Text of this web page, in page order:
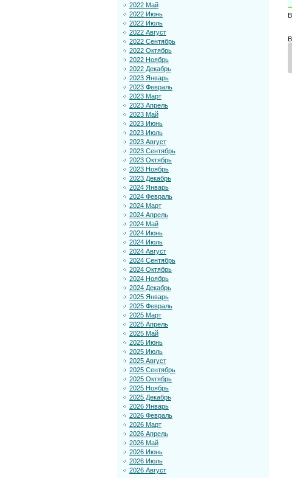
2022 Май
2022 Июнь
2022 Июль
2022 Август
2022 Сентябрь
2022 Октябрь
2022 Ноябрь
2022 Декабрь
2023 Январь
2023 Февраль
2023 Март
2023 Апрель
2023 Май
2023 Июнь
2023 Июль
2023 Август
2023 Сентябрь
2023 Октябрь
2023 Ноябрь
2023 Декабрь
2024 Январь
2024 Февраль
2024 Март
2024 Апрель
2024 Май
2024 Июнь
2024 Июль
2024 Август
2024 Сентябрь
2024 Октябрь
2024 Ноябрь
2024 Декабрь
2025 Январь
2025 Февраль
2025 Март
2025 Апрель
2025 Май
2025 Июнь
2025 Июль
2025 Август
2025 Сентябрь
2025 Октябрь
2025 Ноябрь
2025 Декабрь
2026 Январь
2026 Февраль
2026 Март
2026 Апрель
2026 Май
2026 Июнь
2026 Июль
2026 Август